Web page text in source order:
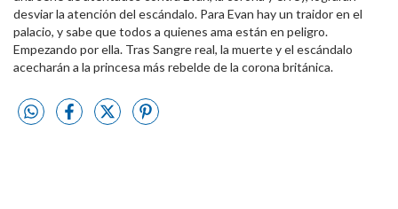
desviar la atención del escándalo. Para Evan hay un traidor en el
palacio, y sabe que todos a quienes ama están en peligro.
Empezando por ella. Tras Sangre real, la muerte y el escándalo
acecharán a la princesa más rebelde de la corona británica.